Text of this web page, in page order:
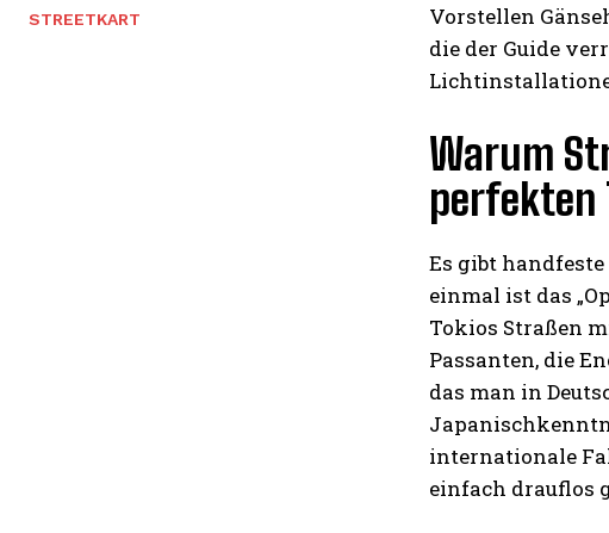
STREETKART
Vorstellen
die der Guide
Warum
perfekten
Es gibt
einmal ist das
Tokios Straßen
Passanten, die
das man in
internationale
einfach drauflos